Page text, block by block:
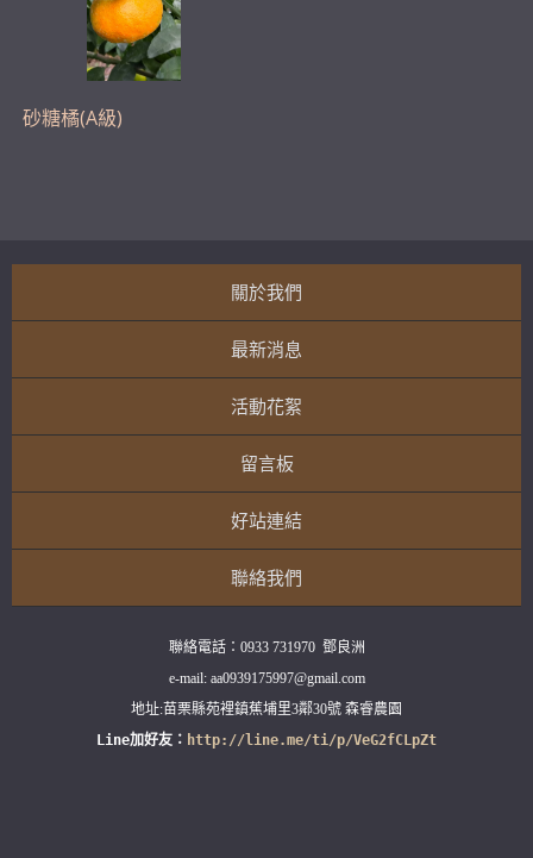
砂糖橘(A級)
關於我們
最新消息
活動花絮
留言板
好站連結
聯絡我們
聯絡電話：0933 731970  鄧良洲
e-mail: aa0939175997@gmail.com
Line加好友： http://line.me/ti/p/VeG2fCLpZt